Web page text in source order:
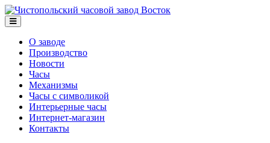
О заводе
Производство
Новости
Часы
Механизмы
Часы с символикой
Интерьерные часы
Интернет-магазин
Контакты